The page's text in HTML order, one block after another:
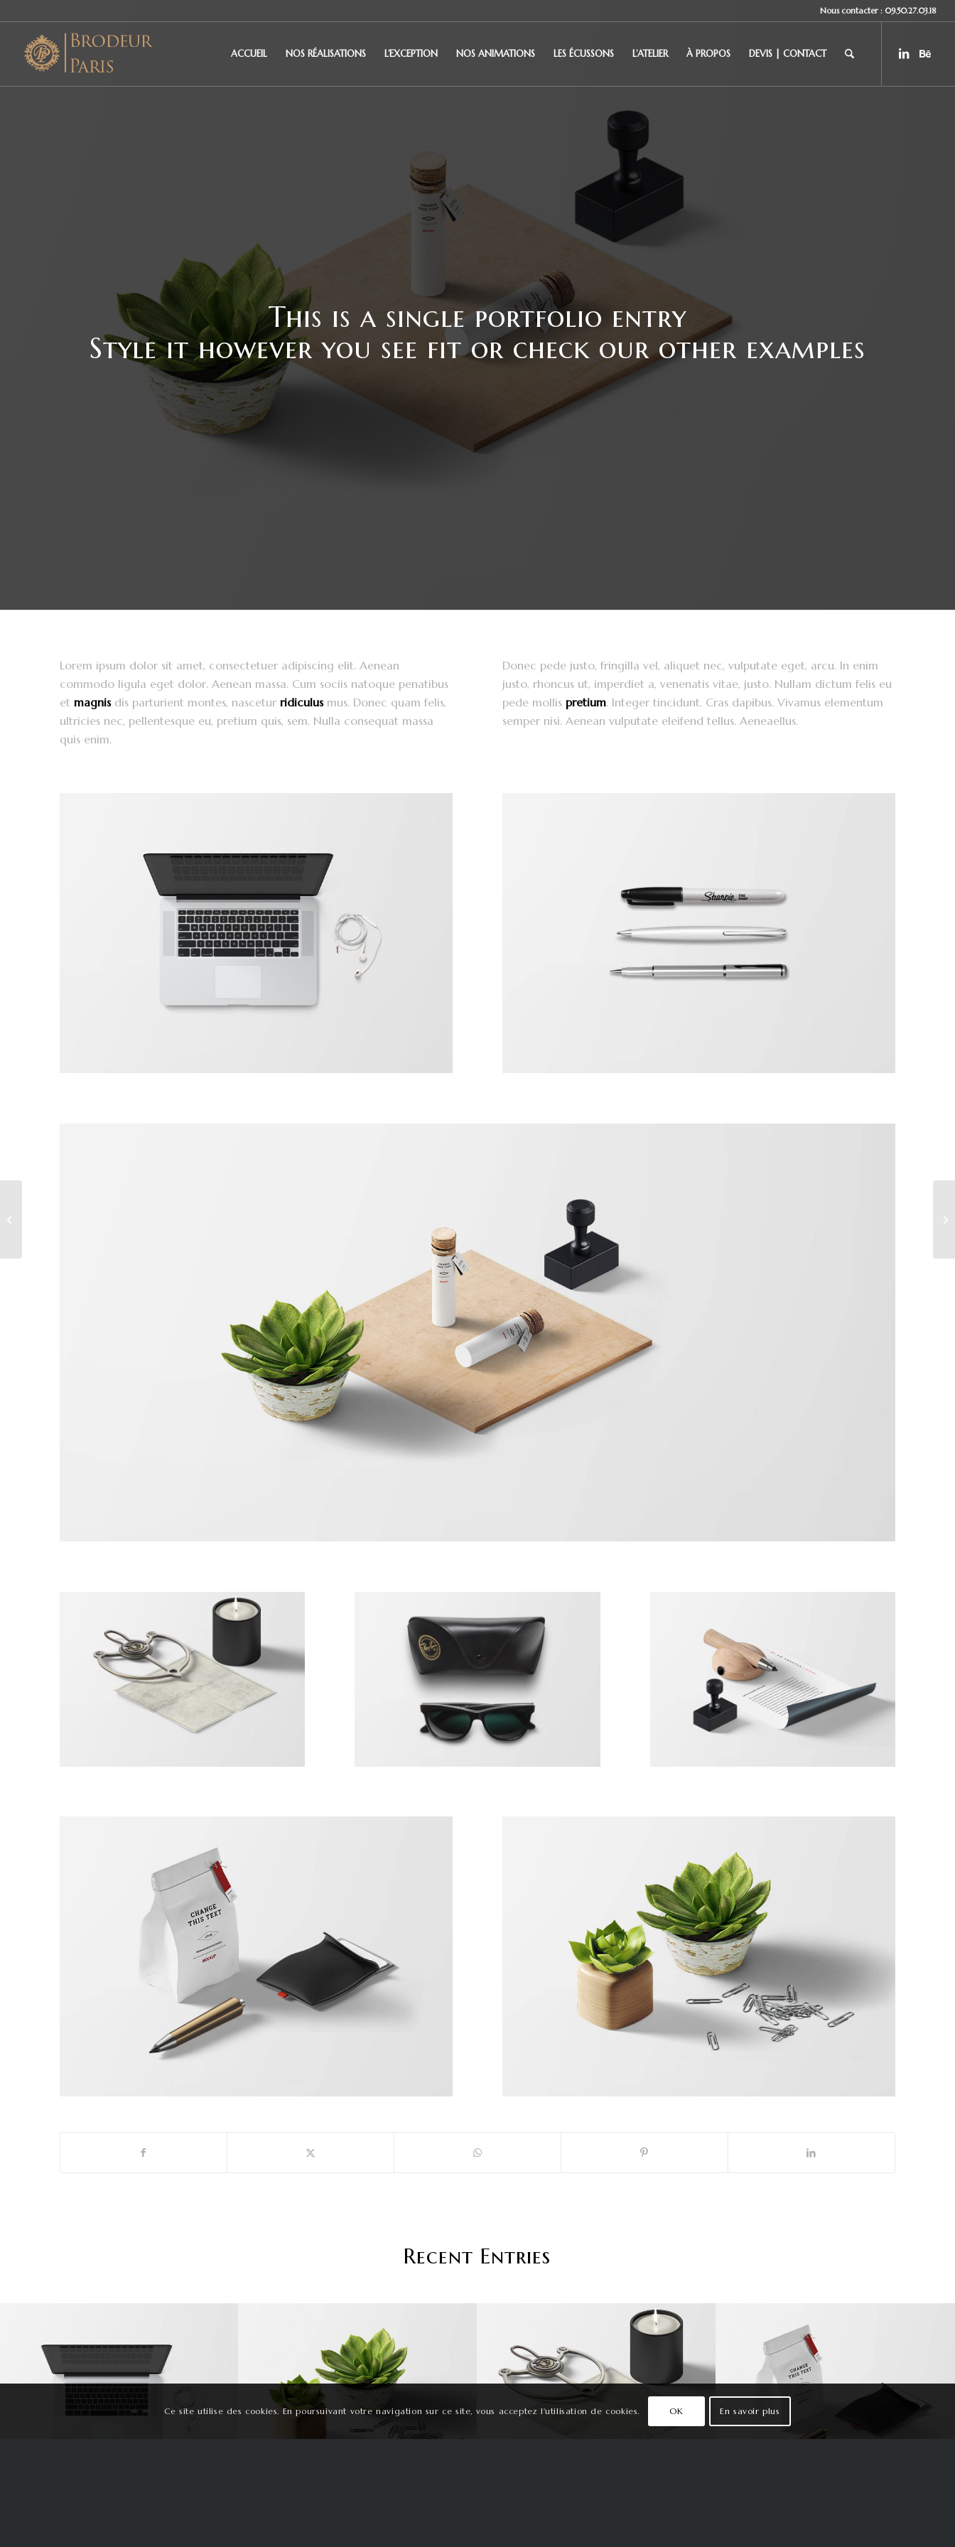
Nous contacter : 09.50.27.03.18
ACCUEIL NOS RÉALISATIONS L’EXCEPTION NOS ANIMATIONS LES ÉCUSSONS L’ATELIER À PROPOS DEVIS | CONTACT
This is a single portfolio entry
Style it however you see fit or check our other examples
Lorem ipsum dolor sit amet, consectetuer adipiscing elit. Aenean
commodo ligula eget dolor. Aenean massa. Cum sociis natoque penatibus
et magnisdis parturient montes, nascetur ridiculusmus. Donec quam felis,
ultricies nec, pellentesque eu, pretium quis, sem. Nulla consequat massa
quis enim.
Donec pede justo, fringilla vel, aliquet nec, vulputate eget, arcu. In enim
justo, rhoncus ut, imperdiet a, venenatis vitae, justo. Nullam dictum felis eu
pede mollispretium. Integer tincidunt. Cras dapibus. Vivamus elementum
semper nisi. Aenean vulputate eleifend tellus. Aeneaellus.
Recent Entries
Modern Single Entry Plant & Plant
Treasure Map
Lorem ipsum dolor sit amet,
consectetuer adipiscing elit. Aenean
commodo ligula eget dolor. Aenean
Lunch Pack
Ce site utilise des cookies. En poursuivant votre navigation sur ce site, vous acceptez l'utilisation de cookies. OK En savoir plus